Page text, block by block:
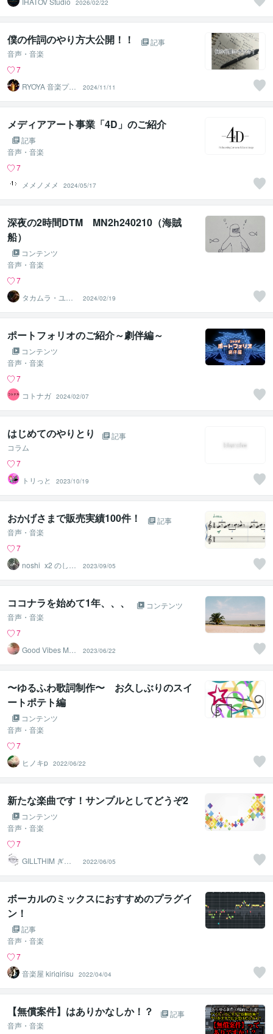
2026/02/22
僕の作詞のやり方大公開！！
記事
音声・音楽
7
RYOYA 音楽プロ
デューサー
2024/11/11
メディアアート事業「4D」のご紹介
記事
音声・音楽
7
メメノメメ
2024/05/17
深夜の2時間DTM MN2h240210（海賊
船）
コンテンツ
音声・音楽
7
タカムラ・ユキ
ヒロ
2024/02/19
ポートフォリオのご紹介～劇伴編～
コンテンツ
音声・音楽
7
コトナガ 2024/02/07
はじめてのやりとり
記事
コラム
7
トリっと
2023/10/19
おかげさまで販売実績100件！
記事
音声・音楽
7
noshi_x2 のしの
2023/09/05
ココナラを始めて1年、、、
コンテンツ
音声・音楽
7
Good Vibes Mus
2023/06/22
〜ゆるふわ歌詞制作〜 お久しぶりのスイ
ートポテト編
コンテンツ
音声・音楽
7
ヒノキp 2022/06/22
新たな楽曲です！サンプルとしてどうぞ2
コンテンツ
音声・音楽
7
GILLTHIM ぎる
2022/06/05
ボーカルのミックスにおすすめのプラグイ
ン！
記事
音声・音楽
7
音楽屋 kirigirisu
2022/04/04
【無償案件】はありかなしか！？
記事
音声・音楽